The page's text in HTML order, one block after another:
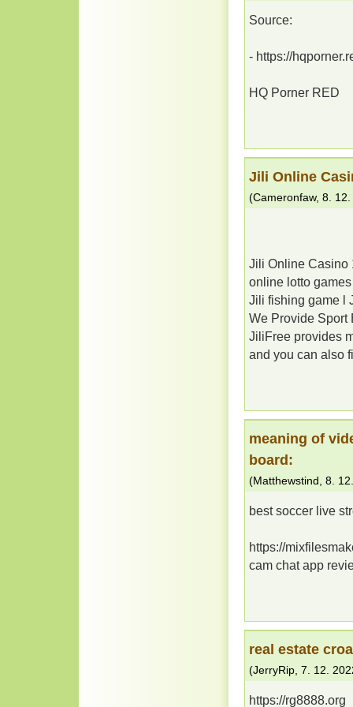
Source:
- https://
HQ Porner RED
Jili Online
(Cameronfaw, 8.
Jili Online Casino
online lotto
Jili fishing game l
We Provide Sport
JiliFree provides
and you can also
meaning of
board:
(Matthewstind 8.
best soccer live
https://
cam chat app
real estate
(JerryRip 7. 12.
https://rg8888.org